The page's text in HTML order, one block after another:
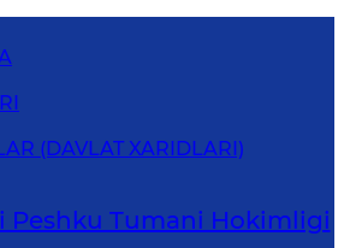
(DAVLAT XARIDLARI)
Peshku Tumani Hokimligi